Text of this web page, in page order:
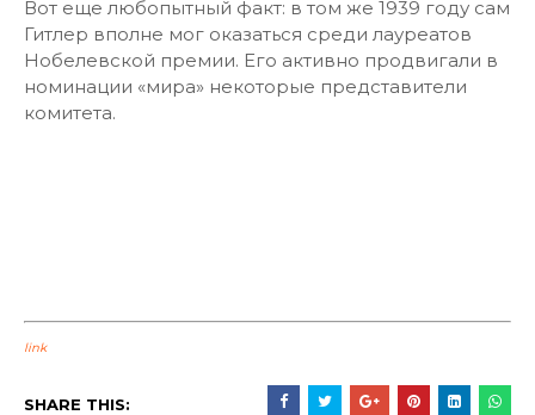
Вот еще любопытный факт: в том же 1939 году сам
Гитлер вполне мог оказаться среди лауреатов
Нобелевской премии. Его активно продвигали в
номинации «мира» некоторые представители
комитета.
link
SHARE THIS: